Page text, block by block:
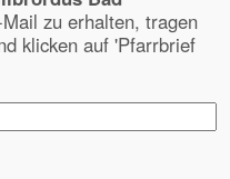
zu erhalten, tragen
klicken auf 'Pfarrbrief